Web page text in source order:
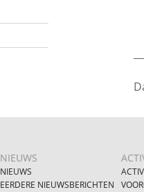
NIEUWS
NIEUWS
EERDERE NIEUWSBERICHTEN